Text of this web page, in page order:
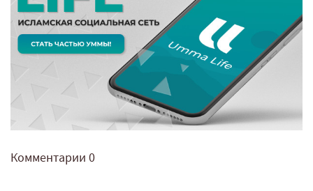
Комментарии 0